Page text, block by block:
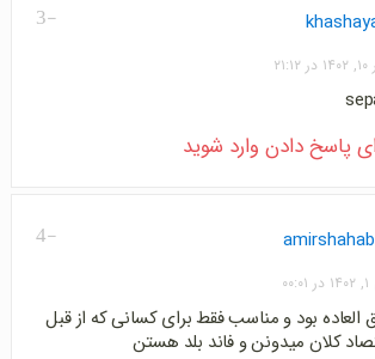
-3
پاسخ دادن وارد شوید
-4
العاده بود و مناسب فقط برای کسانی که از قبل
کلان میدونن و فاند بلد هستن